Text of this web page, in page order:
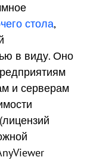
стола,
в виду. Оно
и серверам